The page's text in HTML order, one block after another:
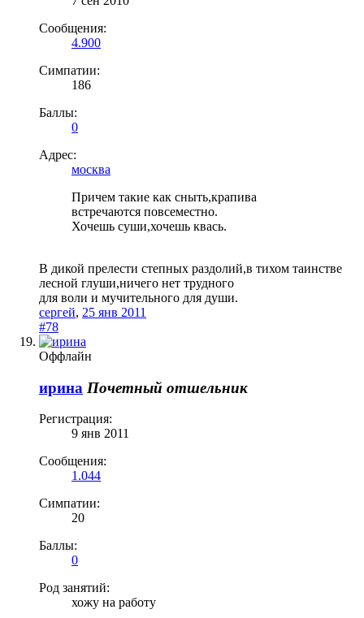
Сообщения:
4.900
Симпатии:
186
Баллы:
0
Адрес:
москва
Причем такие как сныть,крапива
встречаются повсеместно.
Хочешь суши,хочешь квась.
В дикой прелести степных раздолий,в тихом таинстве
лесной глуши,ничего нет трудного
для воли и мучительного для души.
сергей, 25 янв 2011
#78
Оффлайн
ирина Почетный отшельник
Регистрация:
9 янв 2011
Сообщения:
1.044
Симпатии:
20
Баллы:
0
Род занятий:
хожу на работу